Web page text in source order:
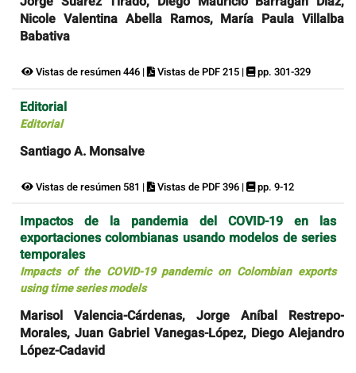
Nicole Valentina Abella Ramos, María Paula Villalba
Babativa
Vistas de resúmen 446 | Vistas de PDF 215 | pp. 301-329
Editorial
Editorial
Santiago A. Monsalve
Vistas de resúmen 581 | Vistas de PDF 396 | pp. 9-12
Impactos de la pandemia del COVID-19 en las
exportaciones colombianas usando modelos de series
temporales
Impacts of the COVID-19 pandemic on Colombian exports
using time series models
Marisol Valencia-Cárdenas, Jorge Aníbal Restrepo-
Morales, Juan Gabriel Vanegas-López, Diego Alejandro
López-Cadavid